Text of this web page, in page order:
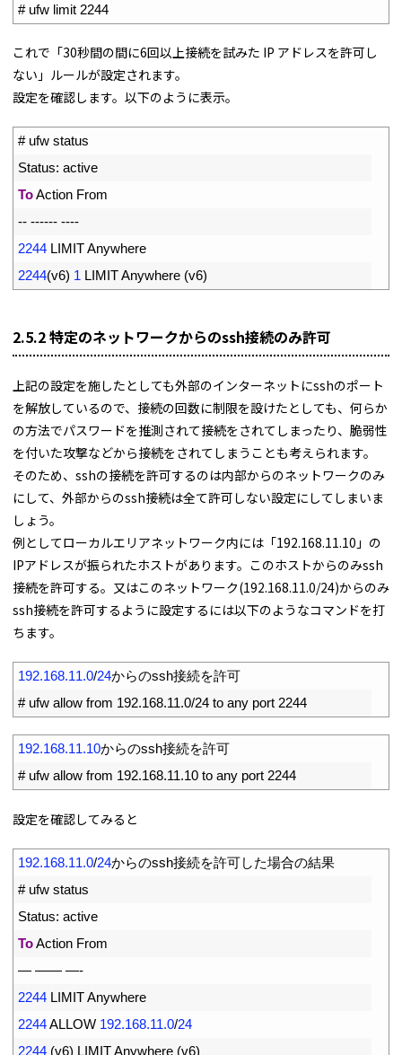
# ufw limit 2244
これで「30秒間の間に6回以上接続を試みた IP アドレスを許可し
ない」ルールが設定されます。
設定を確認します。以下のように表示。
# ufw status
Status: active
ToAction From
-- ------ ----
2244 LIMIT Anywhere
2244(v6) 1 LIMIT Anywhere (v6)
2.5.2 特定のネットワークからのssh接続のみ許可
上記の設定を施したとしても外部のインターネットにsshのポート
を解放しているので、接続の回数に制限を設けたとしても、何らか
の方法でパスワードを推測されて接続をされてしまったり、脆弱性
を付いた攻撃などから接続をされてしまうことも考えられます。
そのため、sshの接続を許可するのは内部からのネットワークのみ
にして、外部からのssh接続は全て許可しない設定にしてしまいま
しょう。
例としてローカルエリアネットワーク内には「192.168.11.10」の
IPアドレスが振られたホストがあります。このホストからのみssh
接続を許可する。又はこのネットワーク(192.168.11.0/24)からのみ
ssh接続を許可するように設定するには以下のようなコマンドを打
ちます。
192.168.11.0/24からのssh接続を許可
# ufw allow from 192.168.11.0/24 to any port 2244
192.168.11.10からのssh接続を許可
# ufw allow from 192.168.11.10 to any port 2244
設定を確認してみると
192.168.11.0/24からのssh接続を許可した場合の結果
# ufw status
Status: active
ToAction From
— —— —-
2244 LIMIT Anywhere
2244ALLOW 192.168.11.0/24
2244 (v6) LIMIT Anywhere (v6)